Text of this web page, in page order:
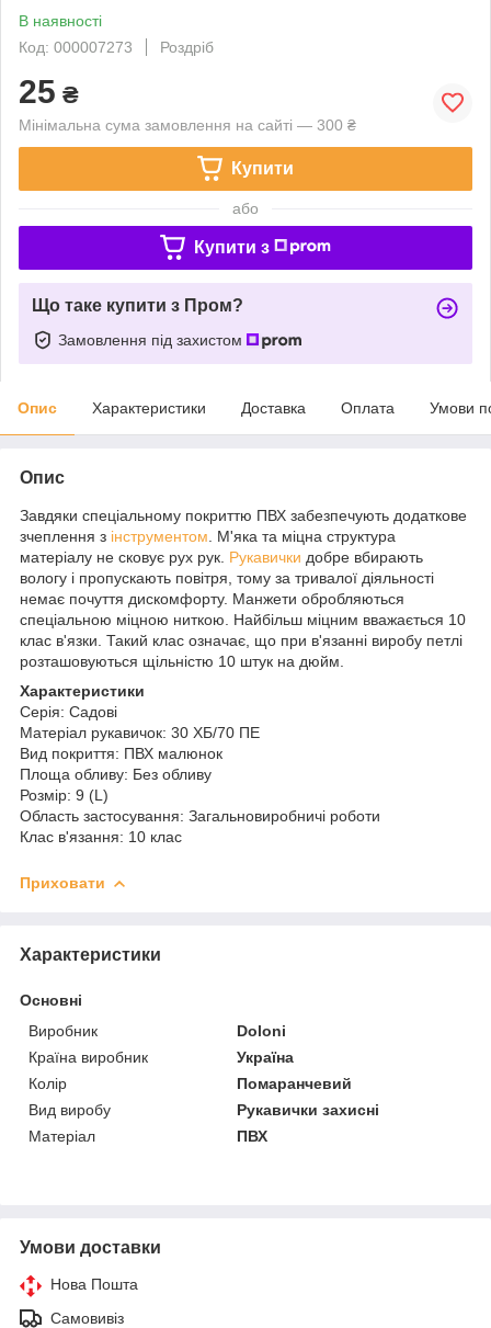
В наявності
Код: 000007273
Роздріб
25 ₴
Мінімальна сума замовлення на сайті — 300 ₴
Купити
або
Купити з
Що таке купити з Пром?
Замовлення під захистом
Опис Характеристики Доставка Оплата Умови
Опис
Завдяки спеціальному покриттю ПВХ забезпечують додаткове
зчеплення з інструментом . М'яка та міцна структура
матеріалу не сковує рух рук. Рукавички добре вбирають
вологу і пропускають повітря, тому за тривалої діяльності
немає почуття дискомфорту. Манжети обробляються
спеціальною міцною ниткою. Найбільш міцним вважається 10
клас в'язки. Такий клас означає, що при в'язанні виробу петлі
розташовуються щільністю 10 штук на дюйм.
Характеристики
Серія: Садові
Матеріал рукавичок: 30 ХБ/70 ПЕ
Вид покриття: ПВХ малюнок
Площа обливу: Без обливу
Розмір: 9 (L)
Область застосування: Загальновиробничі роботи
Клас в'язання: 10 клас
Приховати
Характеристики
Основні
Виробник
Doloni
Країна виробник
Україна
Колір
Помаранчевий
Вид виробу
Рукавички захисні
Матеріал
ПВХ
Умови доставки
Нова Пошта
Самовивіз